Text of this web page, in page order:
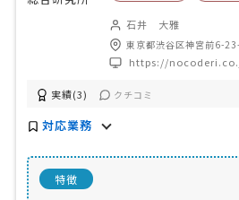
石井 大雅
東京都渋谷区神宮前6-
https://
実績(3) クチコミ
対応業務
特徴